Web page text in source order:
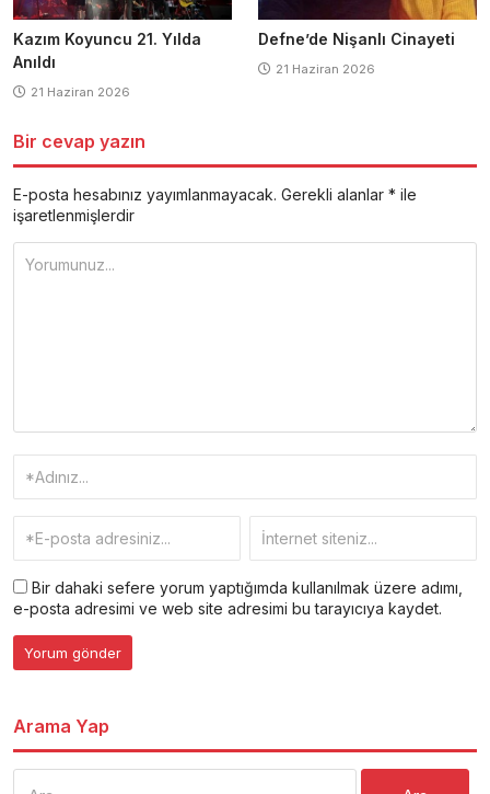
Kazım Koyuncu 21. Yılda
Anıldı
21 Haziran 2026
Defne’de Nişanlı Cinayeti
21 Haziran 2026
Bir cevap yazın
E-posta hesabınız yayımlanmayacak. Gerekli alanlar * ile
işaretlenmişlerdir
Bir dahaki sefere yorum yaptığımda kullanılmak üzere adımı,
e-posta adresimi ve web site adresimi bu tarayıcıya kaydet.
Arama Yap